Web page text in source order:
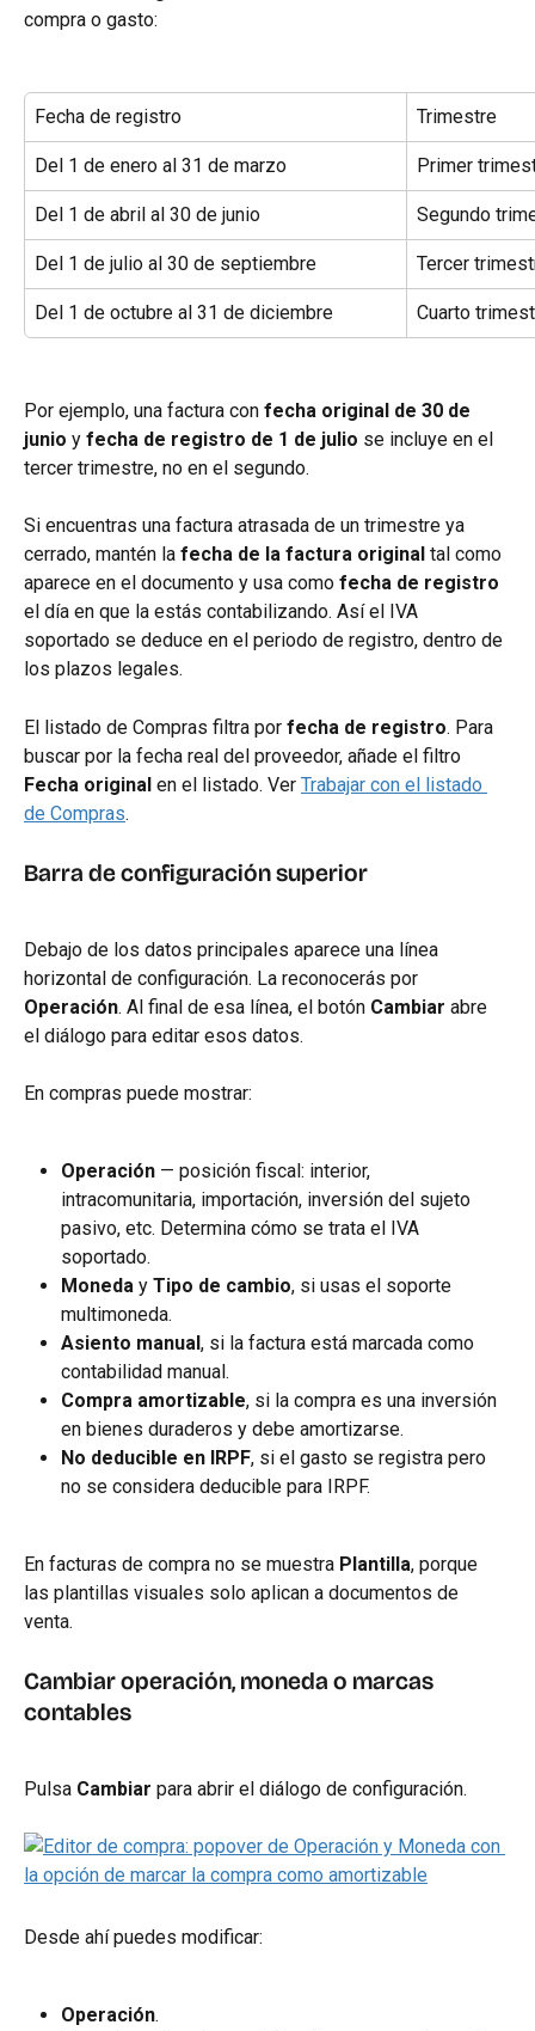
compra o gasto:
Fecha de registro Trimestre
Del 1 de enero al 31 de marzo Primer
Del 1 de abril al 30 de junio Segundo
Del 1 de julio al 30 de septiembre Tercer
Del 1 de octubre al 31 de diciembre Cuarto
Por ejemplo, una factura con fecha original de 30 de
junio y fecha de registro de 1 de julio se incluye en el
tercer trimestre, no en el segundo.
Si encuentras una factura atrasada de un trimestre ya
cerrado, mantén la fecha de la factura original tal como
aparece en el documento y usa como fecha de registro
el día en que la estás contabilizando. Así el IVA
soportado se deduce en el periodo de registro, dentro de
los plazos legales.
El listado de Compras filtra por fecha de registro. Para
buscar por la fecha real del proveedor, añade el filtro
Fecha original en el listado. Ver Trabajar con el listado
de Compras.
Barra de configuración superior
Debajo de los datos principales aparece una línea
horizontal de configuración. La reconocerás por
Operación. Al final de esa línea, el botón Cambiar abre
el diálogo para editar esos datos.
En compras puede mostrar:
Operación — posición fiscal: interior,
intracomunitaria, importación, inversión del sujeto
pasivo, etc. Determina cómo se trata el IVA
soportado.
Moneda y Tipo de cambio, si usas el soporte
multimoneda.
Asiento manual, si la factura está marcada como
contabilidad manual.
Compra amortizable, si la compra es una inversión
en bienes duraderos y debe amortizarse.
No deducible en IRPF, si el gasto se registra pero
no se considera deducible para IRPF.
En facturas de compra no se muestra Plantilla, porque
las plantillas visuales solo aplican a documentos de
venta.
Cambiar operación, moneda o marcas
contables
Pulsa Cambiar para abrir el diálogo de configuración.
Desde ahí puedes modificar:
Operación.